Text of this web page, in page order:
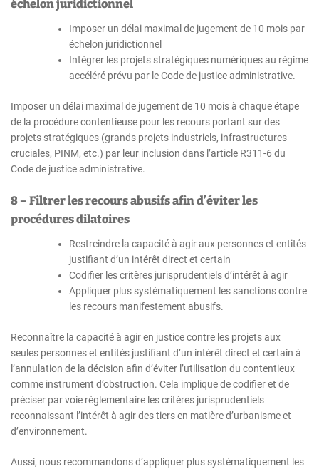
échelon juridictionnel
Imposer un délai maximal de jugement de 10 mois par
échelon juridictionnel
Intégrer les projets stratégiques numériques au régime
accéléré prévu par le Code de justice administrative.
Imposer un délai maximal de jugement de 10 mois à chaque étape
de la procédure contentieuse pour les recours portant sur des
projets stratégiques (grands projets industriels, infrastructures
cruciales, PINM, etc.) par leur inclusion dans l’article R311-6 du
Code de justice administrative.
8 – Filtrer les recours abusifs afin d’éviter les
procédures dilatoires
Restreindre la capacité à agir aux personnes et entités
justifiant d’un intérêt direct et certain
Codifier les critères jurisprudentiels d’intérêt à agir
Appliquer plus systématiquement les sanctions contre
les recours manifestement abusifs.
Reconnaître la capacité à agir en justice contre les projets aux
seules personnes et entités justifiant d’un intérêt direct et certain à
l’annulation de la décision afin d’éviter l’utilisation du contentieux
comme instrument d’obstruction. Cela implique de codifier et de
préciser par voie réglementaire les critères jurisprudentiels
reconnaissant l’intérêt à agir des tiers en matière d’urbanisme et
d’environnement.
Aussi, nous recommandons d’appliquer plus systématiquement les